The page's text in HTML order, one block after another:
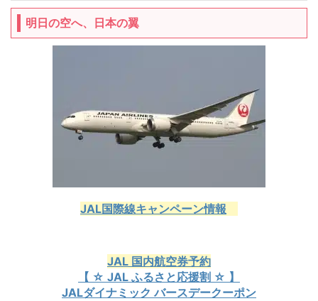
明日の空へ、日本の翼
JAL国際線キャンペーン情報
JAL 国内航空券予約
【 ☆ JAL ふるさと応援割 ☆ 】
JALダイナミック バースデークーポン